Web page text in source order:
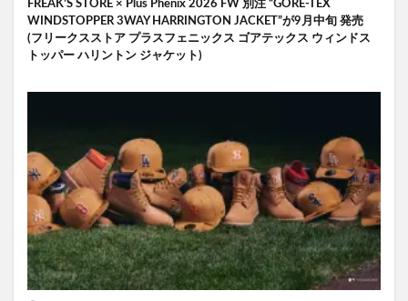
FREAK’S STORE × Plus Phenix 2026 FW 別注 “GORE-TEX
WINDSTOPPER 3WAY HARRINGTON JACKET”が9月中旬 発売
(フリークスストア プラスフェニックス ゴアテックス ウィンドス
トッパー ハリントン ジャケット)